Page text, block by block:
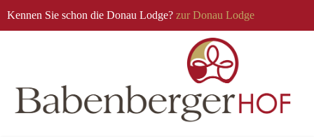
Kennen Sie schon die Donau Lodge? zur Donau Lodge